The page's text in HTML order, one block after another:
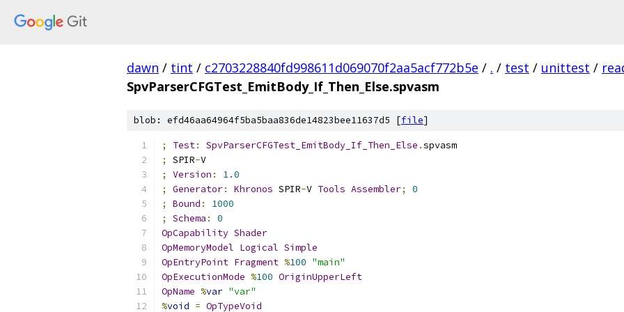
dawn / tint / c2703228840fd998611d069070f2aa5acf772b5e / . / test / unittest /
SpvParserCFGTest_EmitBody_If_Then_Else.spvasm
blob: efd46aa64964f5ba5baa836de14823bee11637d5 [file]
; Test: SpvParserCFGTest_EmitBody_If_Then_Else .spvasm
;
SPIR-V
;
Version :
1.0
;
Generator: Khronos SPIR-V Tools Assembler;
0
;
Bound :
1000
;
Schema :
0
OpCapability Shader
OpMemoryModel Logical Simple
OpEntryPoint Fragment %100 "main"
OpExecutionMode %100 OriginUpperLeft
OpName %var "var"
%void = OpTypeVoid